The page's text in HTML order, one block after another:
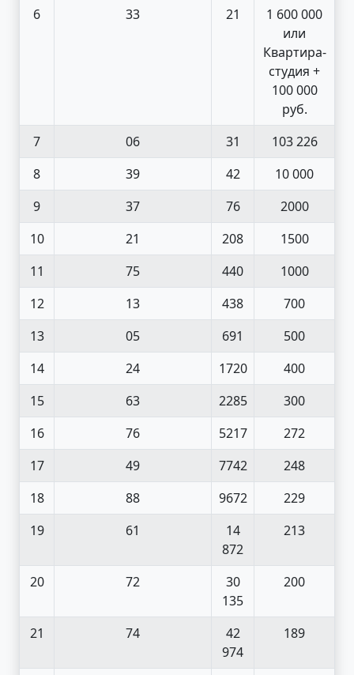
6
33 21
1 600 000
или
Квартира-
студия +
100 000
руб.
7
06 31
103 226
8
39 42
10 000
9
37 76
2000
10
21 208
1500
11
75 440
1000
12
13 438
700
13
05 691
500
14
24 1720
400
15
63 2285
300
16
76 5217
272
17
49 7742
248
18
88 9672
229
19
61
14
872
213
20 72
30
135
200
21 74
42
974
189